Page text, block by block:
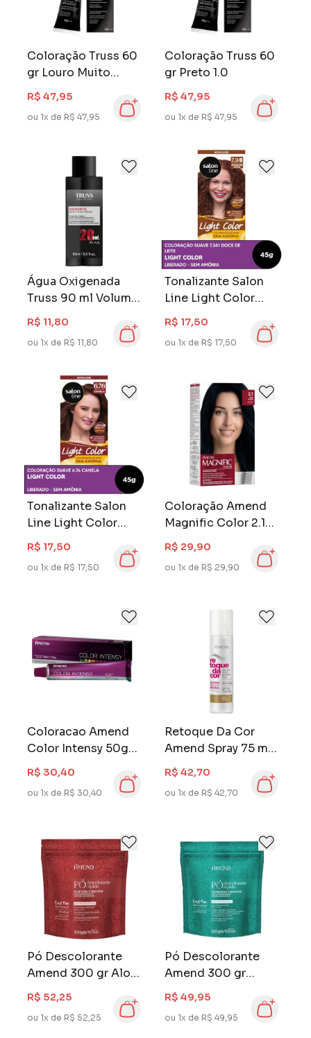
Coloração Truss 60
gr Louro Muito
Claro Pérola 9.89
R$ 47,95
ou 1x de R$ 47,95
Coloração Truss 60
gr Preto 1.0
R$ 47,95
ou 1x de R$ 47,95
Água Oxigenada
Truss 90 ml Volume
20
R$ 11,80
ou 1x de R$ 11,80
Tonalizante Salon
Line Light Color
Doce De Leite 7.341
R$ 17,50
ou 1x de R$ 17,50
Tonalizante Salon
Line Light Color
Canela 6.76
R$ 17,50
ou 1x de R$ 17,50
Coloração Amend
Magnific Color 2.1
Preto Azulado
R$ 29,90
ou 1x de R$ 29,90
Coloracao Amend
Color Intensy 50g
Louro Escuro
Acinzentado 6.1
R$ 30,40
ou 1x de R$ 30,40
Retoque Da Cor
Amend Spray 75 ml
Louro Natural
R$ 42,70
ou 1x de R$ 42,70
Pó Descolorante
Amend 300 gr Aloe
Vera e Silicone
R$ 52,25
ou 1x de R$ 52,25
Pó Descolorante
Amend 300 gr
Queratina e
Silicone
R$ 49,95
ou 1x de R$ 49,95